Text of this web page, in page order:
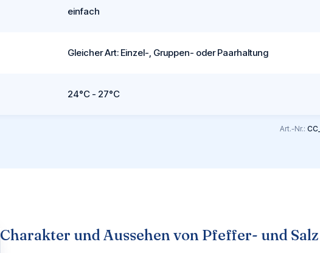
einfach
Gleicher Art: Einzel-, Gruppen- oder Paarhaltung
24°C - 27°C
Art.-Nr.:
Charakter und Aussehen von Pfeffer- und